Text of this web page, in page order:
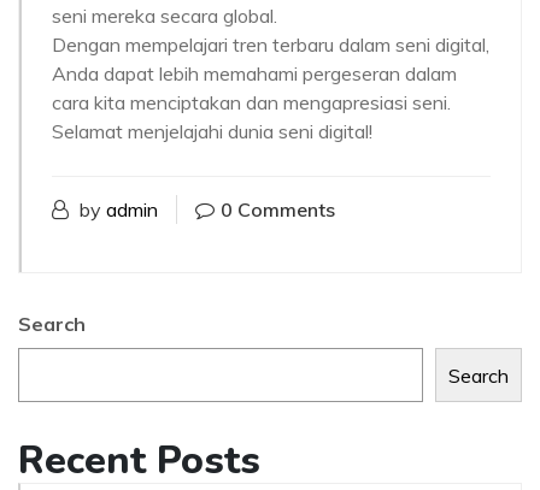
seni mereka secara global.
Dengan mempelajari tren terbaru dalam seni digital,
Anda dapat lebih memahami pergeseran dalam
cara kita menciptakan dan mengapresiasi seni.
Selamat menjelajahi dunia seni digital!
by admin 0 Comments
Search
Search
Recent Posts